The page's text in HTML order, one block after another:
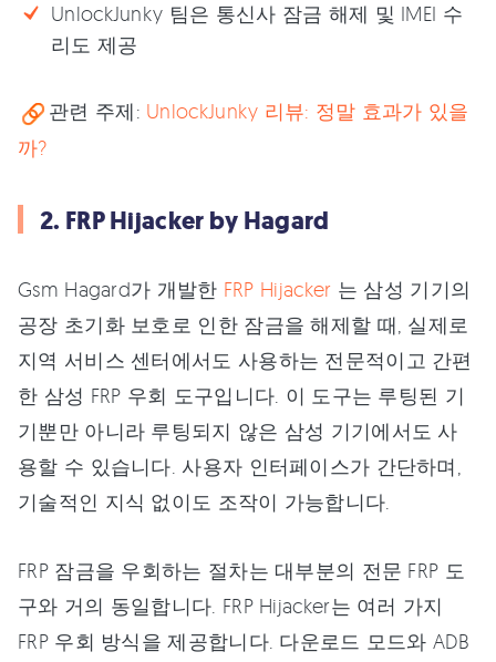
UnlockJunky 팀은 통신사 잠금 해제 및 IMEI 수
리도 제공
관련 주제: UnlockJunky 리뷰: 정말 효과가 있을
까?
2. FRP Hijacker by Hagard
Gsm Hagard가 개발한 FRP Hijacker 는 삼성 기기의
공장 초기화 보호로 인한 잠금을 해제할 때, 실제로
지역 서비스 센터에서도 사용하는 전문적이고 간편
한 삼성 FRP 우회 도구입니다. 이 도구는 루팅된 기
기뿐만 아니라 루팅되지 않은 삼성 기기에서도 사
용할 수 있습니다. 사용자 인터페이스가 간단하며,
기술적인 지식 없이도 조작이 가능합니다.
FRP 잠금을 우회하는 절차는 대부분의 전문 FRP 도
구와 거의 동일합니다. FRP Hijacker는 여러 가지
FRP 우회 방식을 제공합니다. 다운로드 모드와 ADB